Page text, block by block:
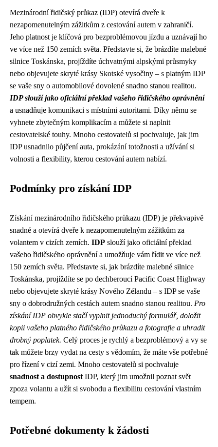
Mezinárodní řidičský průkaz (IDP) otevírá dveře k
nezapomenutelným zážitkům z cestování autem v zahraničí.
Jeho platnost je klíčová pro bezproblémovou jízdu a uznávají ho
ve více než 150 zemích světa. Představte si, že brázdíte malebné
silnice Toskánska, projíždíte úchvatnými alpskými průsmyky
nebo objevujete skryté krásy Skotské vysočiny – s platným IDP
se vaše sny o automobilové dovolené snadno stanou realitou.
IDP slouží jako oficiální překlad vašeho řidičského oprávnění
a usnadňuje komunikaci s místními autoritami. Díky němu se
vyhnete zbytečným komplikacím a můžete si naplnit
cestovatelské touhy. Mnoho cestovatelů si pochvaluje, jak jim
IDP usnadnilo půjčení auta, prokázání totožnosti a užívání si
volnosti a flexibility, kterou cestování autem nabízí.
Podmínky pro získání IDP
Získání mezinárodního řidičského průkazu (IDP) je překvapivě
snadné a otevírá dveře k nezapomenutelným zážitkům za
volantem v cizích zemích. IDP slouží jako oficiální překlad
vašeho řidičského oprávnění a umožňuje vám řídit ve více než
150 zemích světa. Představte si, jak brázdíte malebné silnice
Toskánska, projíždíte se po dechberoucí Pacific Coast Highway
nebo objevujete skryté krásy Nového Zélandu – s IDP se vaše
sny o dobrodružných cestách autem snadno stanou realitou. Pro
získání IDP obvykle stačí vyplnit jednoduchý formulář, doložit
kopii vašeho platného řidičského průkazu a fotografie a uhradit
drobný poplatek. Celý proces je rychlý a bezproblémový a vy se
tak můžete brzy vydat na cesty s vědomím, že máte vše potřebné
pro řízení v cizí zemi. Mnoho cestovatelů si pochvaluje
snadnost a dostupnost IDP, který jim umožnil poznat svět
zpoza volantu a užít si svobodu a flexibilitu cestování vlastním
tempem.
Potřebné dokumenty k žádosti